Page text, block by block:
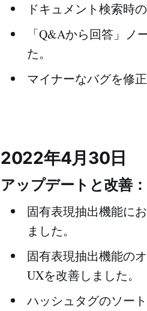
ドキュメント検索時
「Q&Aから回答」ノ
た。
マイナーなバグを修正
2022年4月30日
アップデートと改善
固有表現抽出機能に
ました。
固有表現抽出機能の
UXを改善しました。
ハッシュタグのソー